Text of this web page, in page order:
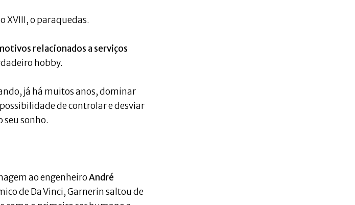
XVIII, o paraquedas.
relacionados a serviços
hobby.
já há muitos anos, dominar
de controlar e desviar
seu sonho.
ao engenheiroAndré
de Da Vinci, Garnerin saltou de